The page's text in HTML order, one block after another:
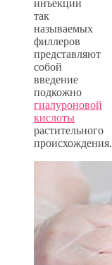
инъекции
так
называемых
филлеров
представляют
собой
введение
подкожно
гиалуроновой
кислоты
растительного
происхождения.